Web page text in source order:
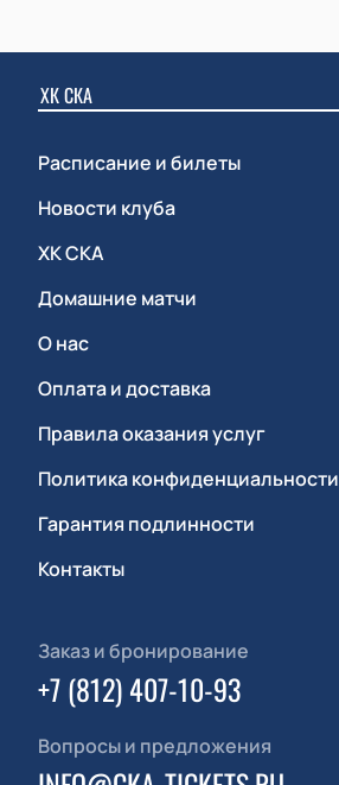
ХК СКА
Расписание и билеты
Новости клуба
ХК СКА
Домашние матчи
О нас
Оплата и доставка
Правила оказания услуг
Политика конфиденциальности
Гарантия подлинности
Контакты
Заказ и бронирование
+7 (812) 407-10-93
Вопросы и предложения